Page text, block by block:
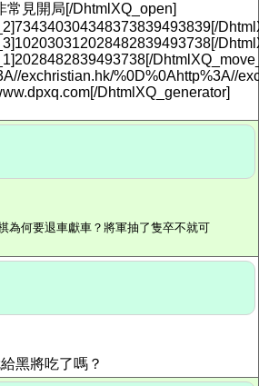
常見開局[/DhtmlXQ_open]
exchristian.hk/%0D%0Ahttp%3A//
DhtmlXQ_generator]
為何要退車獻車？將軍抽了隻卒不就可
黑將吃了嗎？